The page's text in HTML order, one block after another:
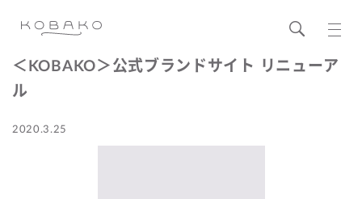
＜KOBAKO＞公式ブランドサイト リニューア
ル
2020.3.25